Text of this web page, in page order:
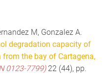
M, Gonzalez A.
degradation capacity of
the bay of Cartagena,
0123-7799)22 (44), pp.